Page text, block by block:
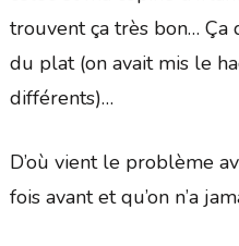
trouvent ça très bon…
du plat (on avait mis le
différents)…
D’où vient le problème
fois avant et qu’on n’a